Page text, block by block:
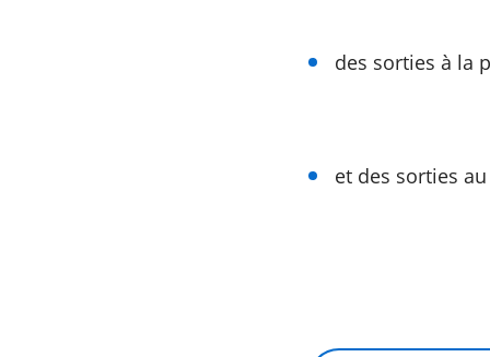
des sorties à la
et des sorties